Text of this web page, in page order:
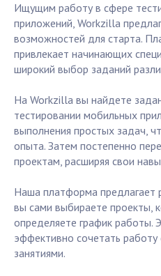
Ищущим работу в сфере
приложений, Workzilla
возможностей для старта.
привлекает начинающих
широкий выбор заданий
На Workzilla вы найдете
тестировании мобильных
выполнения простых задач,
опыта. Затем постепенно
проектам, расширяя свои
Наша платформа предлагает
вы сами выбираете проекты,
определяете график работы.
эффективно сочетать
занятиями.